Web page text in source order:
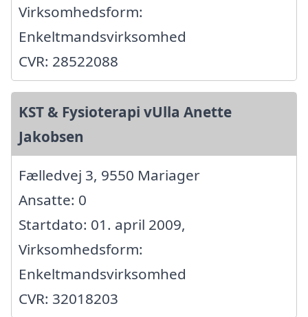
Virksomhedsform:
Enkeltmandsvirksomhed
CVR: 28522088
KST & Fysioterapi vUlla Anette
Jakobsen
Fælledvej 3, 9550 Mariager
Ansatte: 0
Startdato: 01. april 2009,
Virksomhedsform:
Enkeltmandsvirksomhed
CVR: 32018203